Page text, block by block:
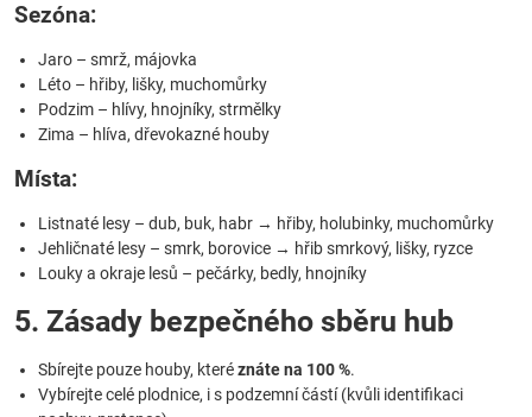
Sezóna:
Jaro – smrž, májovka
Léto – hřiby, lišky, muchomůrky
Podzim – hlívy, hnojníky, strmělky
Zima – hlíva, dřevokazné houby
Místa:
Listnaté lesy – dub, buk, habr → hřiby, holubinky, muchomůrky
Jehličnaté lesy – smrk, borovice → hřib smrkový, lišky, ryzce
Louky a okraje lesů – pečárky, bedly, hnojníky
5. Zásady bezpečného sběru hub
Sbírejte pouze houby, kteréznáte na 100 %.
Vybírejte celé plodnice, i s podzemní částí (kvůli identifikaci